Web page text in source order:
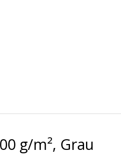
g/m², Grau